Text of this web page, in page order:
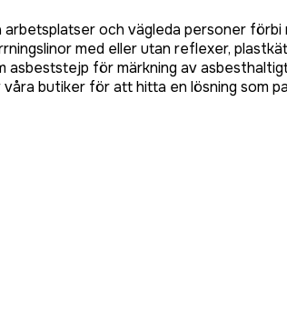
och vägleda personer
med eller utan reflexer,
för märkning av
butiker för att hitta en lösning som